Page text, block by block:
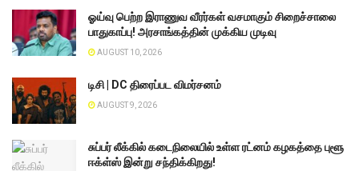
ஓய்வு பெற்ற இராணுவ வீரர்கள் வசமாகும் சிறைச்சாலை
பாதுகாப்பு! அரசாங்கத்தின் முக்கிய முடிவு
AUGUST 10, 2026
டிசி | DC திரைப்பட விமர்சனம்
AUGUST 9, 2026
சுப்பர் லீக்கில் கடைநிலையில் உள்ள ரட்னம் கழகத்தை புளூ
ஈக்ள்ஸ் இன்று சந்திக்கிறது!